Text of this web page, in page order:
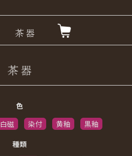
色
白磁 染付 黄釉
黒釉
種類